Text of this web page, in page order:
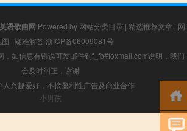
英语歌曲网 Powered by 网站分类目录 | 精选推荐文章 | 网
| 疑难解答 浙ICP备06009081号
，如信息有错误可发邮件到f_fb#foxmail.com说明，我们
会及时纠正，谢谢
人兴趣爱好，不接盈利性广告及商业合作
小男孩